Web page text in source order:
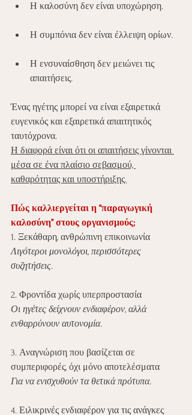
Η καλοσύνη δεν είναι υποχώρηση.
Η συμπόνια δεν είναι έλλειψη ορίων.
Η ενσυναίσθηση δεν μειώνει τις
απαιτήσεις.
Ένας ηγέτης μπορεί να είναι εξαιρετικά
ευγενικός και εξαιρετικά απαιτητικός
ταυτόχρονα.
Η διαφορά είναι ότι οι απαιτήσεις γίνονται
μέσα σε ένα πλαίσιο σεβασμού,
καθαρότητας και υποστήριξης.
Πώς καλλιεργείται η “παραγωγική
καλοσύνη” στους οργανισμούς;
1. Ξεκάθαρη, ανθρώπινη επικοινωνία
Λιγότεροι μονολόγοι, περισσότερες
συζητήσεις.
2. Φροντίδα χωρίς υπερπροστασία
Οι ηγέτες δείχνουν ενδιαφέρον, αλλά
ενθαρρύνουν αυτονομία.
3. Αναγνώριση που βασίζεται σε
συμπεριφορές, όχι μόνο αποτελέσματα
Για να ενισχυθούν τα θετικά πρότυπα.
4. Ειλικρινές ενδιαφέρον για τις ανάγκες